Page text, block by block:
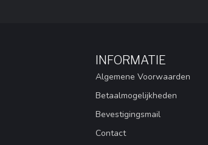
INFORMATIE
Algemene Voorwaarden
Betaalmogelijkheden
Bevestigingsmail
Contact